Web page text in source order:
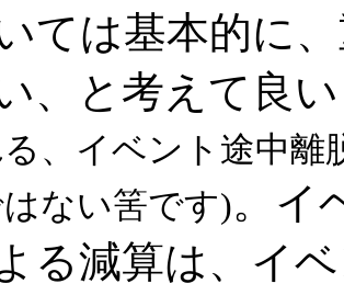
ては基本的に
、と考えて良
、イベント途中離
ない筈です)。イ
る減算は、イ